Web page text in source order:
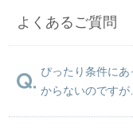
よくあるご質問
ぴったり条件に
からないのですが